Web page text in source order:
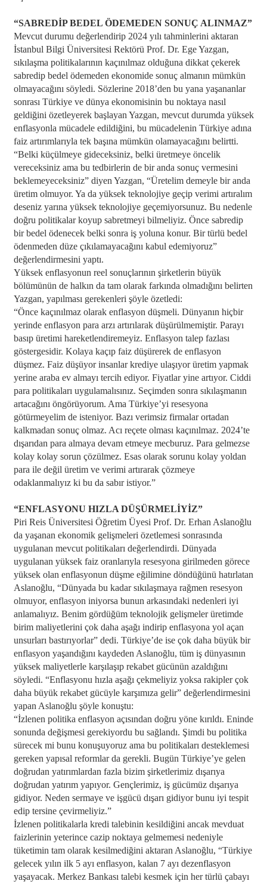
“SABREDİP BEDEL ÖDEMEDEN SONUÇ ALINMAZ”
Mevcut durumu değerlendirip 2024 yılı tahminlerini aktaran
İstanbul Bilgi Üniversitesi Rektörü Prof. Dr. Ege Yazgan,
sıkılaşma politikalarının kaçınılmaz olduğuna dikkat çekerek
sabredip bedel ödemeden ekonomide sonuç almanın mümkün
olmayacağını söyledi. Sözlerine 2018’den bu yana yaşananlar
sonrası Türkiye ve dünya ekonomisinin bu noktaya nasıl
geldiğini özetleyerek başlayan Yazgan, mevcut durumda yüksek
enflasyonla mücadele edildiğini, bu mücadelenin Türkiye adına
faiz artırımlarıyla tek başına mümkün olamayacağını belirtti.
“Belki küçülmeye gideceksiniz, belki üretmeye öncelik
vereceksiniz ama bu tedbirlerin de bir anda sonuç vermesini
beklemeyeceksiniz” diyen Yazgan, “Üretelim demeyle bir anda
üretim olmuyor. Ya da yüksek teknolojiye geçip verimi artıralım
deseniz yarına yüksek teknolojiye geçemiyorsunuz. Bu nedenle
doğru politikalar koyup sabretmeyi bilmeliyiz. Önce sabredip
bir bedel ödenecek belki sonra iş yoluna konur. Bir türlü bedel
ödenmeden düze çıkılamayacağını kabul edemiyoruz”
değerlendirmesini yaptı.
Yüksek enflasyonun reel sonuçlarının şirketlerin büyük
bölümünün de halkın da tam olarak farkında olmadığını belirten
Yazgan, yapılması gerekenleri şöyle özetledi:
“Önce kaçınılmaz olarak enflasyon düşmeli. Dünyanın hiçbir
yerinde enflasyon para arzı artırılarak düşürülmemiştir. Parayı
basıp üretimi hareketlendiremeyiz. Enflasyon talep fazlası
göstergesidir. Kolaya kaçıp faiz düşürerek de enflasyon
düşmez. Faiz düşüyor insanlar krediye ulaşıyor üretim yapmak
yerine araba ev almayı tercih ediyor. Fiyatlar yine artıyor. Ciddi
para politikaları uygulamalısınız. Seçimden sonra sıkılaşmanın
artacağını öngörüyorum. Ama Türkiye’yi resesyona
götürmeyelim de isteniyor. Bazı verimsiz firmalar ortadan
kalkmadan sonuç olmaz. Acı reçete olması kaçınılmaz. 2024’te
dışarıdan para almaya devam etmeye mecburuz. Para gelmezse
kolay kolay sorun çözülmez. Esas olarak sorunu kolay yoldan
para ile değil üretim ve verimi artırarak çözmeye
odaklanmalıyız ki bu da sabır istiyor.”
“ENFLASYONU HIZLA DÜŞÜRMELİYİZ”
Piri Reis Üniversitesi Öğretim Üyesi Prof. Dr. Erhan Aslanoğlu
da yaşanan ekonomik gelişmeleri özetlemesi sonrasında
uygulanan mevcut politikaları değerlendirdi. Dünyada
uygulanan yüksek faiz oranlarıyla resesyona girilmeden görece
yüksek olan enflasyonun düşme eğilimine döndüğünü hatırlatan
Aslanoğlu, “Dünyada bu kadar sıkılaşmaya rağmen resesyon
olmuyor, enflasyon iniyorsa bunun arkasındaki nedenleri iyi
anlamalıyız. Benim gördüğüm teknolojik gelişmeler üretimde
birim maliyetlerini çok daha aşağı indirip enflasyona yol açan
unsurları bastırıyorlar” dedi. Türkiye’de ise çok daha büyük bir
enflasyon yaşandığını kaydeden Aslanoğlu, tüm iş dünyasının
yüksek maliyetlerle karşılaşıp rekabet gücünün azaldığını
söyledi. “Enflasyonu hızla aşağı çekmeliyiz yoksa rakipler çok
daha büyük rekabet gücüyle karşımıza gelir” değerlendirmesini
yapan Aslanoğlu şöyle konuştu:
“İzlenen politika enflasyon açısından doğru yöne kırıldı. Eninde
sonunda değişmesi gerekiyordu bu sağlandı. Şimdi bu politika
sürecek mi bunu konuşuyoruz ama bu politikaları desteklemesi
gereken yapısal reformlar da gerekli. Bugün Türkiye’ye gelen
doğrudan yatırımlardan fazla bizim şirketlerimiz dışarıya
doğrudan yatırım yapıyor. Gençlerimiz, iş gücümüz dışarıya
gidiyor. Neden sermaye ve işgücü dışarı gidiyor bunu iyi tespit
edip tersine çevirmeliyiz.”
İzlenen politikalarla kredi talebinin kesildiğini ancak mevduat
faizlerinin yeterince cazip noktaya gelmemesi nedeniyle
tüketimin tam olarak kesilmediğini aktaran Aslanoğlu, “Türkiye
gelecek yılın ilk 5 ayı enflasyon, kalan 7 ayı dezenflasyon
yaşayacak. Merkez Bankası talebi kesmek için her türlü çabayı